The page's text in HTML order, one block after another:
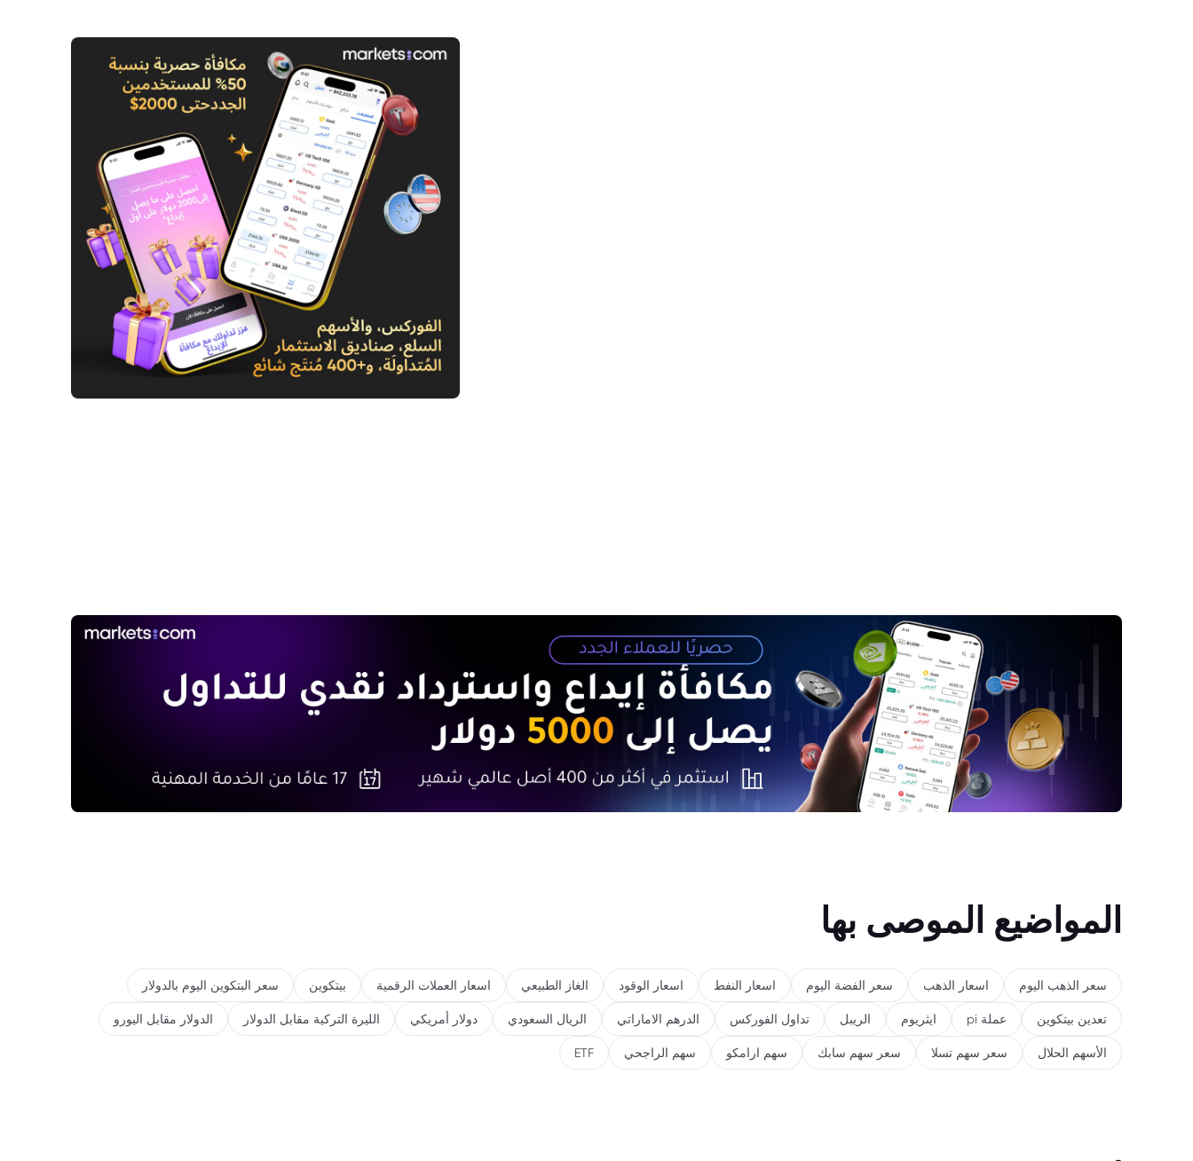
المواضيع الموصى بها
سعر الذهب اليوم اسعار الذهب سعر الفضة اليوم اسعار النفط اسعار الوقود الغاز الطبيعي اسعار العملات الرقمية بيتكوين سعر البتكوين اليوم بالدولار
تعدين بيتكوين عملة pi ايثريوم الريبل تداول الفوركس الدرهم الاماراتي الريال السعودي دولار أمريكي الليرة التركية مقابل الدولار الدولار مقابل اليورو
الأسهم الحلال سعر سهم تسلا سعر سهم سابك سهم ارامكو سهم الراجحي ETF